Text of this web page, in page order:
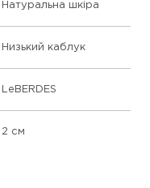
Натуральна шкіра
Низький каблук
LeBERDES
2 см